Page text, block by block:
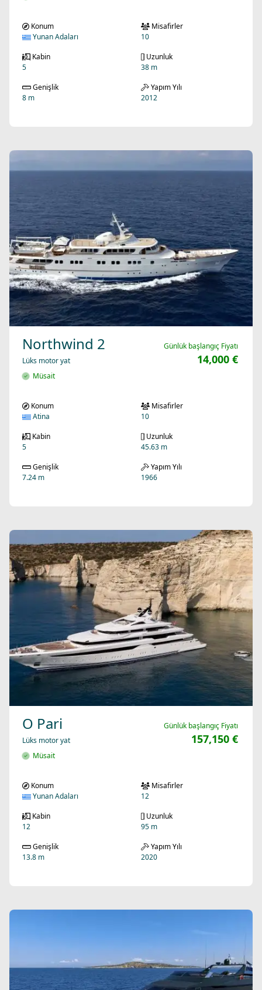
Konum
Yunan Adaları
Misafirler
10
Kabin
5
Uzunluk
38 m
Genişlik
8 m
Yapım Yılı
2012
Northwind 2
Lüks motor yat
Müsait
Günlük başlangıç Fiyatı
14,000 €
Konum
Atina
Misafirler
10
Kabin
5
Uzunluk
45.63 m
Genişlik
7.24 m
Yapım Yılı
1966
O Pari
Lüks motor yat
Müsait
Günlük başlangıç Fiyatı
157,150 €
Konum
Yunan Adaları
Misafirler
12
Kabin
12
Uzunluk
95 m
Genişlik
13.8 m
Yapım Yılı
2020